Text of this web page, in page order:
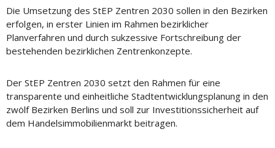
Die Umsetzung des StEP Zentren 2030 sollen in den Bezirken
erfolgen, in erster Linien im Rahmen bezirklicher
Planverfahren und durch sukzessive Fortschreibung der
bestehenden bezirklichen Zentrenkonzepte.
Der StEP Zentren 2030 setzt den Rahmen für eine
transparente und einheitliche Stadtentwicklungsplanung in den
zwölf Bezirken Berlins und soll zur Investitionssicherheit auf
dem Handelsimmobilienmarkt beitragen.